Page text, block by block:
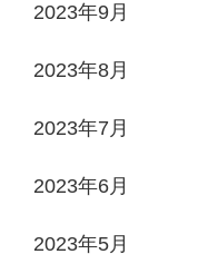
2023年9月
2023年8月
2023年7月
2023年6月
2023年5月